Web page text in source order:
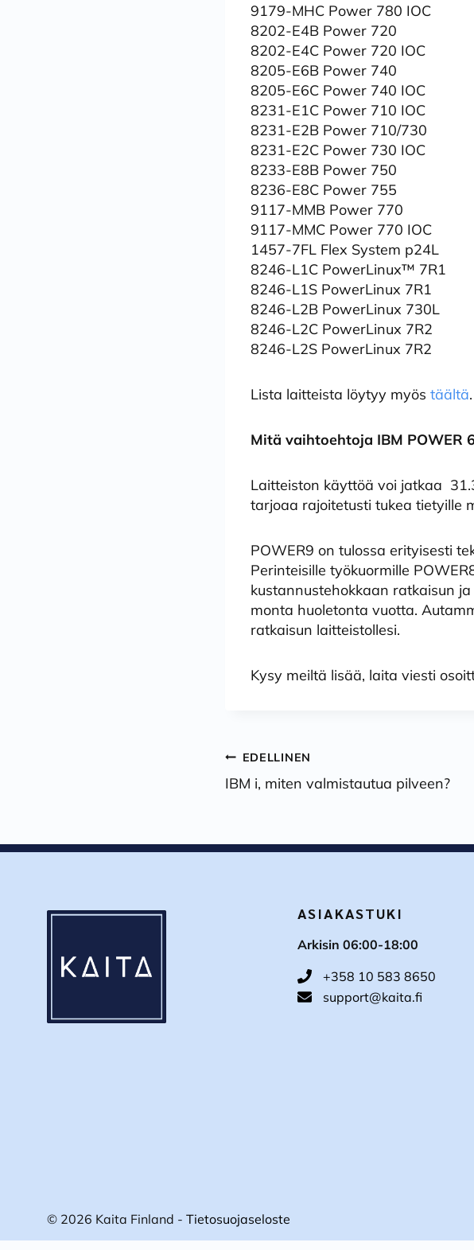
9179-MHC Power 780 IOC
8202-E4B Power 720
8202-E4C Power 720 IOC
8205-E6B Power 740
8205-E6C Power 740 IOC
8231-E1C Power 710 IOC
8231-E2B Power 710/730
8231-E2C Power 730 IOC
8233-E8B Power 750
8236-E8C Power 755
9117-MMB Power 770
9117-MMC Power 770 IOC
1457-7FL Flex System p24L
8246-L1C PowerLinux™ 7R1
8246-L1S PowerLinux 7R1
8246-L2B PowerLinux 730L
8246-L2C PowerLinux 7R2
8246-L2S PowerLinux 7R2
Lista laitteista löytyy myös täältä.
Mitä vaihtoehtoja IBM POWER
Laitteiston käyttöä voi jatkaa
tarjoaa rajoitetusti tukea tietyille
POWER9 on tulossa erityisesti
Perinteisille työkuormille
kustannustehokkaan ratkaisun
monta huoletonta vuotta.
ratkaisun laitteistollesi.
Kysy meiltä lisää, laita viesti
Artikkelien
selaus
EDELLINEN
IBM i, miten valmistautua pilveen?
ASIAKASTUKI
Arkisin 06:00-18:00
+358 10 583 8650
support@kaita.fi
© 2026 Kaita Finland - Tietosuojaseloste